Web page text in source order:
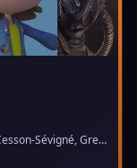
Aix-en-Provence, Annecy, Bordeaux, Caen, Cesson-Sévigné, Grenoble, Lille, Lyon, Montpellier, Nantes, Nice, Paris, Toulouse, Tours